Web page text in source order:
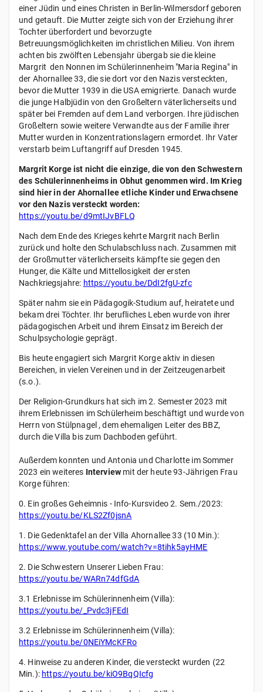
einer Jüdin und eines Christen in Berlin-Wilmersdorf geboren
und getauft. Die Mutter zeigte sich von der Erziehung ihrer
Tochter überfordert und bevorzugte
Betreuungsmöglichkeiten im christlichen Milieu. Von ihrem
achten bis zwölften Lebensjahr übergab sie die kleine
Margrit den Nonnen im Schülerinnenheim "Maria Regina" in
der Ahornallee 33, die sie dort vor den Nazis versteckten,
bevor die Mutter 1939 in die USA emigrierte. Danach wurde
die junge Halbjüdin von den Großeltern väterlicherseits und
später bei Fremden auf dem Land verborgen. Ihre jüdischen
Großeltern sowie weitere Verwandte aus der Familie ihrer
Mutter wurden in Konzentrationslagern ermordet. Ihr Vater
verstarb beim Luftangriff auf Dresden 1945.
Margrit Korge ist nicht die einzige, die von den Schwestern
des Schülerinnenheims in Obhut genommen wird. Im Krieg
sind hier in der Ahornallee etliche Kinder und Erwachsene
vor den Nazis versteckt worden:
https://youtu.be/d9mtIJvBFLQ
Nach dem Ende des Krieges kehrte Margrit nach Berlin
zurück und holte den Schulabschluss nach. Zusammen mit
der Großmutter väterlicherseits kämpfte sie gegen den
Hunger, die Kälte und Mittellosigkeit der ersten
Nachkriegsjahre: https://youtu.be/DdI2fgU-zfc
Später nahm sie ein Pädagogik-Studium auf, heiratete und
bekam drei Töchter. Ihr berufliches Leben wurde von ihrer
pädagogischen Arbeit und ihrem Einsatz im Bereich der
Schulpsychologie geprägt.
Bis heute engagiert sich Margrit Korge aktiv in diesen
Bereichen, in vielen Vereinen und in der Zeitzeugenarbeit
(s.o.).
Der Religion-Grundkurs hat sich im 2. Semester 2023 mit
ihrem Erlebnissen im Schülerheim beschäftigt und wurde von
Herrn von Stülpnagel , dem ehemaligen Leiter des BBZ,
durch die Villa bis zum Dachboden geführt.
Außerdem konnten und Antonia und Charlotte im Sommer
2023 ein weiteres Interview mit der heute 93-Jährigen Frau
Korge führen:
0. Ein großes Geheimnis - Info-Kursvideo 2. Sem./2023:
https://youtu.be/KLS2Zf0jsnA
1. Die Gedenktafel an der Villa Ahornallee 33 (10 Min.):
https://www.youtube.com/watch?v=8tihk5ayHME
2. Die Schwestern Unserer Lieben Frau:
https://youtu.be/WARn74dfGdA
3.1 Erlebnisse im Schülerinnenheim (Villa):
https://youtu.be/_Pvdc3jFEdI
3.2 Erlebnisse im Schülerinnenheim (Villa):
https://youtu.be/0NEiYMcKFRo
4. Hinweise zu anderen Kinder, die versteckt wurden (22
Min.): https://youtu.be/kiO9BqQIcfg